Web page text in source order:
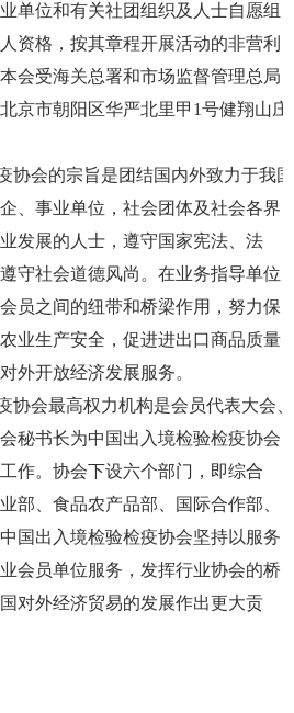
单位和有关社团组织及人士自愿组
资格，按其章程开展活动的非营利
会受海关总署和市场监督管理总局
京市朝阳区华严北里甲 1号健翔山庄
协会的宗旨是团结国内外致力于我国
、事业单位，社会团体及社会各界
发展的人士，遵守国家宪法、法
守社会道德风尚。在业务指导单位
员之间的纽带和桥梁作用，努力保
业生产安全，促进进出口商品质量
外开放经济发展服务。
协会最高权力机构是会员代表大会、
秘书长为中国出入境检验检疫协会
作。协会下设六个部门，即综合
部、食品农产品部、国际合作部、
国出入境检验检疫协会坚持以服务
会员单位服务，发挥行业协会的桥
对外经济贸易的发展作出更大贡